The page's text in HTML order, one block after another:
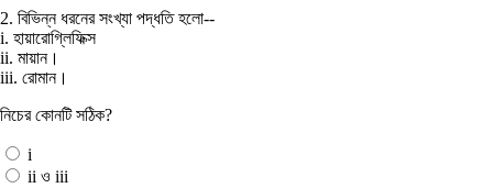
2. বিভিন্ন ধরনের সংখ্যা পদ্ধতি হলাে--
i. হায়ারােগ্লিফিক্স
ii. মায়ান।
iii. রােমান।
নিচের কোনটি সঠিক?
i
ii ও iii